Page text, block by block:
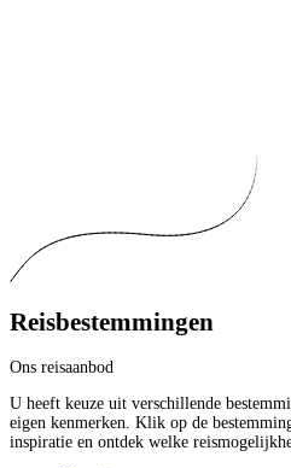
Reisbestemmingen
Ons reisaanbod
U heeft keuze uit verschillende
eigen kenmerken. Klik op de
inspiratie en ontdek welke